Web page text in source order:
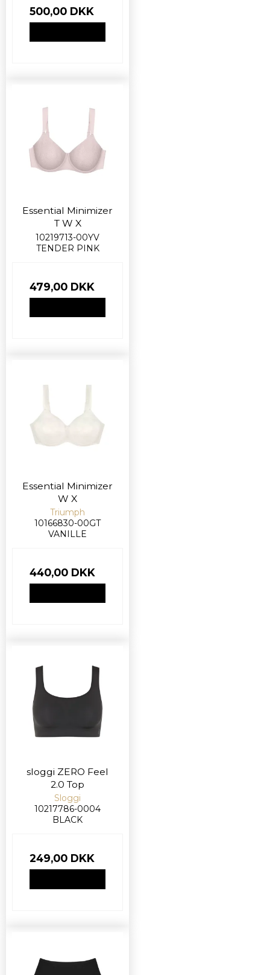
500,00 DKK
Essential Minimizer
T W X
10219713-00YV
TENDER PINK
479,00 DKK
Essential Minimizer
W X
Triumph
10166830-00GT
VANILLE
440,00 DKK
sloggi ZERO Feel
2.0 Top
Sloggi
10217786-0004
BLACK
249,00 DKK